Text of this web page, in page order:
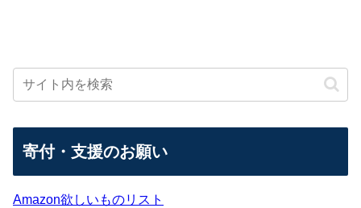
寄付・支援のお願い
Amazon欲しいものリスト